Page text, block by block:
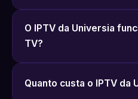
O IPTV da Universia
TV?
Quanto custa o IPTV da